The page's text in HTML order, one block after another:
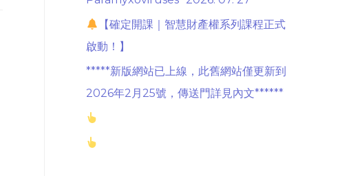
【確定開課｜智慧財產權系列課程正式
啟動！】
*****新版網站已上線，此舊網站僅更新到
2026年2月25號，傳送門詳見內文******